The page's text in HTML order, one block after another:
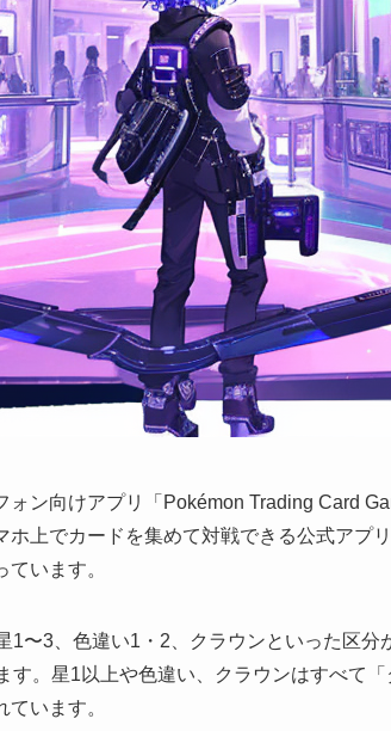
ン向けアプリ「Pokémon Trading Card
上でカードを集めて対戦できる公式アプ
います。
1〜3、色違い1・2、クラウンといった区分
。星1以上や色違い、クラウンはすべて「
います。